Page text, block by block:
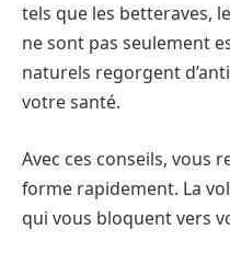
tels que les betteraves,
ne sont pas seulement
naturels regorgent
votre santé.
Avec ces conseils, vous
forme rapidement. La
qui vous bloquent vers